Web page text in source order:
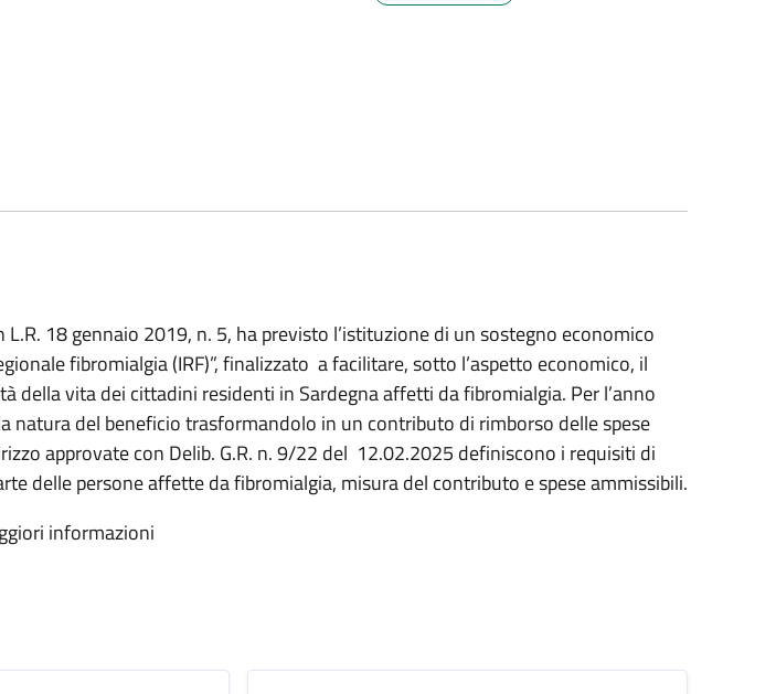
L.R. 18 gennaio 2019, n. 5, ha previsto l’istituzione di un sostegno economico
fibromialgia (IRF)”, finalizzato a facilitare, sotto l’aspetto economico, il
della vita dei cittadini residenti in Sardegna affetti da fibromialgia. Per l’anno
natura del beneficio trasformandolo in un contributo di rimborso delle spese
approvate con Delib. G.R. n. 9/22 del 12.02.2025 definiscono i requisiti di
delle persone affette da fibromialgia, misura del contributo e spese ammissibili.
informazioni